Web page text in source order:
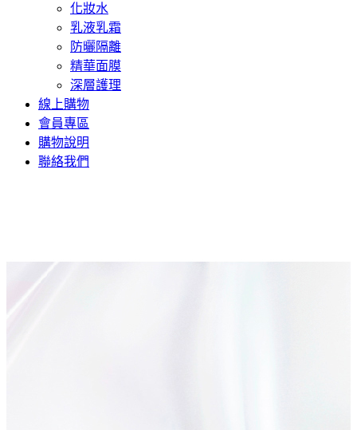
化妝水
乳液乳霜
防曬隔離
精華面膜
深層護理
線上購物
會員專區
購物說明
聯絡我們